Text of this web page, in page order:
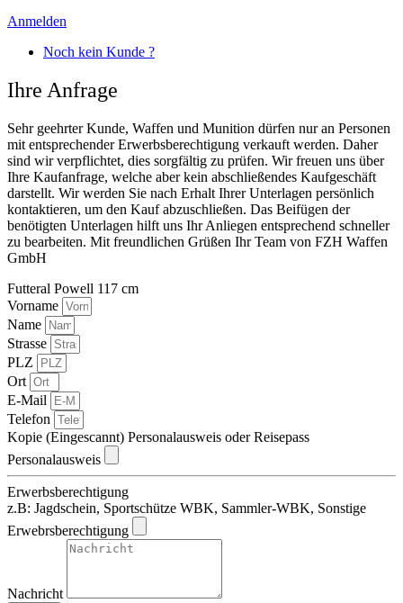
Anmelden
Noch kein Kunde ?
Ihre Anfrage
Sehr geehrter Kunde, Waffen und Munition dürfen nur an Personen
mit entsprechender Erwerbsberechtigung verkauft werden. Daher
sind wir verpflichtet, dies sorgfältig zu prüfen. Wir freuen uns über
Ihre Kaufanfrage, welche aber kein abschließendes Kaufgeschäft
darstellt. Wir werden Sie nach Erhalt Ihrer Unterlagen persönlich
kontaktieren, um den Kauf abzuschließen. Das Beifügen der
benötigten Unterlagen hilft uns Ihr Anliegen entsprechend schneller
zu bearbeiten. Mit freundlichen Grüßen Ihr Team von FZH Waffen
GmbH
Futteral Powell 117 cm
Vorname
Name
Strasse
PLZ
Ort
E-Mail
Telefon
Kopie (Eingescannt) Personalausweis oder Reisepass
Personalausweis
Erwerbsberechtigung
z.B: Jagdschein, Sportschütze WBK, Sammler-WBK, Sonstige
Erwebrsberechtigung
Nachricht